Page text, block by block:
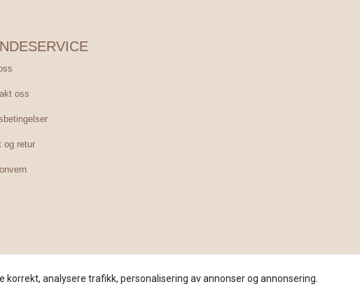
oss
og retur
analysere trafikk, personalisering av annonser og annonsering.